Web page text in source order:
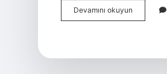
Devamını okuyun Buzağılara
Hangi